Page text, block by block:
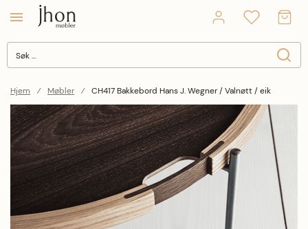
Søk
Close search
Søk
Hjem Møbler CH417 Bakkebord Hans J. Wegner / Valnøtt / eik
Hopp til slutten av bildegalleriet